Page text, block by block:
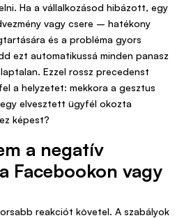
Ha a vállalkozásod hibázott, egy
vagy csere – hatékony
és a probléma gyors
ezt automatikussá minden panasz
Ezzel rossz precedenst
a helyzetet: mekkora a gesztus
elvesztett ügyfél okozta
képest?
a negatív
Facebookon vagy
reakciót követel. A szabályok